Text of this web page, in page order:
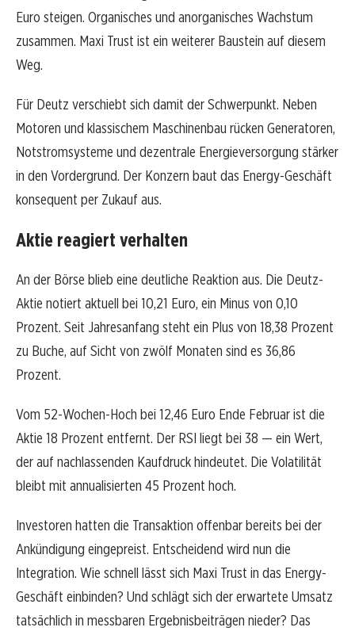
Euro steigen. Organisches und anorganisches Wachstum
zusammen. Maxi Trust ist ein weiterer Baustein auf diesem
Weg.
Für Deutz verschiebt sich damit der Schwerpunkt. Neben
Motoren und klassischem Maschinenbau rücken Generatoren,
Notstromsysteme und dezentrale Energieversorgung stärker
in den Vordergrund. Der Konzern baut das Energy-Geschäft
konsequent per Zukauf aus.
Aktie reagiert verhalten
An der Börse blieb eine deutliche Reaktion aus. Die Deutz-
Aktie notiert aktuell bei 10,21 Euro, ein Minus von 0,10
Prozent. Seit Jahresanfang steht ein Plus von 18,38 Prozent
zu Buche, auf Sicht von zwölf Monaten sind es 36,86
Prozent.
Vom 52-Wochen-Hoch bei 12,46 Euro Ende Februar ist die
Aktie 18 Prozent entfernt. Der RSI liegt bei 38 — ein Wert,
der auf nachlassenden Kaufdruck hindeutet. Die Volatilität
bleibt mit annualisierten 45 Prozent hoch.
Investoren hatten die Transaktion offenbar bereits bei der
Ankündigung eingepreist. Entscheidend wird nun die
Integration. Wie schnell lässt sich Maxi Trust in das Energy-
Geschäft einbinden? Und schlägt sich der erwartete Umsatz
tatsächlich in messbaren Ergebnisbeiträgen nieder? Das